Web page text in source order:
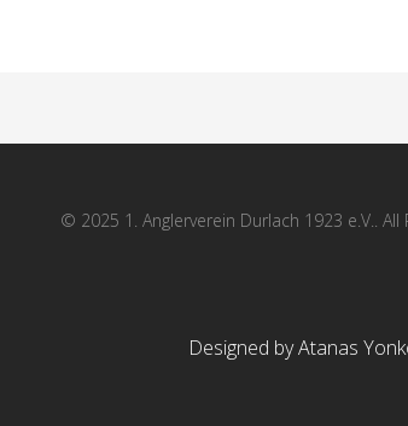
© 2025 1. Anglerverein Durlach 1923 e.V.. All
Designed by Atanas